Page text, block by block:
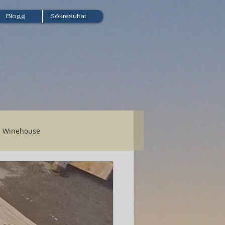
Blogg Sökresultat
Winehouse